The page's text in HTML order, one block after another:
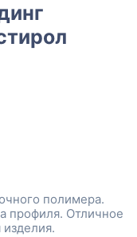
полимера.
профиля. Отличное